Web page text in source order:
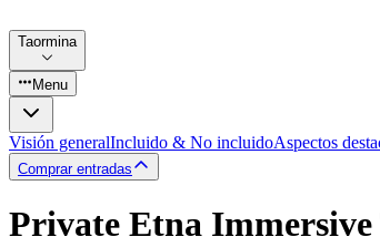
Taormina
Menu
Visión generalIncluido & No incluidoAspectos
Comprar entradas
Private Etna